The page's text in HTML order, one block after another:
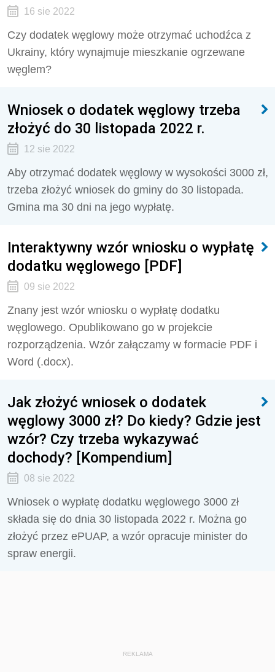
16 sie 2022
Czy dodatek węglowy może otrzymać uchodźca z
Ukrainy, który wynajmuje mieszkanie ogrzewane
węglem?
Wniosek o dodatek węglowy trzeba
złożyć do 30 listopada 2022 r.
12 sie 2022
Aby otrzymać dodatek węglowy w wysokości 3000 zł,
trzeba złożyć wniosek do gminy do 30 listopada.
Gmina ma 30 dni na jego wypłatę.
Interaktywny wzór wniosku o wypłatę
dodatku węglowego [PDF]
09 sie 2022
Znany jest wzór wniosku o wypłatę dodatku
węglowego. Opublikowano go w projekcie
rozporządzenia. Wzór załączamy w formacie PDF i
Word (.docx).
Jak złożyć wniosek o dodatek
węglowy 3000 zł? Do kiedy? Gdzie jest
wzór? Czy trzeba wykazywać
dochody? [Kompendium]
08 sie 2022
Wniosek o wypłatę dodatku węglowego 3000 zł
składa się do dnia 30 listopada 2022 r. Można go
złożyć przez ePUAP, a wzór opracuje minister do
spraw energii.
REKLAMA